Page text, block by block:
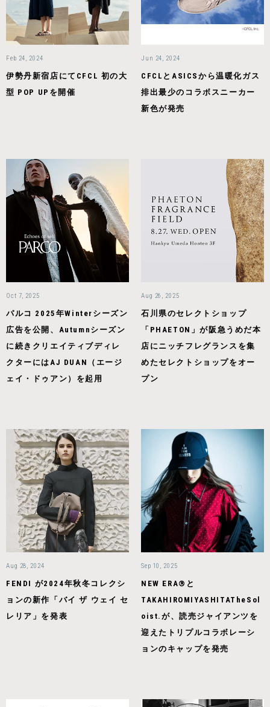
Feb 24, 2024
伊勢丹新宿店にてCFCL 初の大
型 POP UPを開催
Jun 24, 2024
CFCLとASICSから温暖化ガス
排出最少のコラボスニーカー
新色が発売
Oct 7, 2025
パルコ 2025年Winterシーズン
広告を公開、Autumnシーズン
に続きクリエイティブディレ
クターにはAJ DUAN（エージ
ェイ・ドゥアン）を起用
Aug 26, 2025
石川県のセレクトショップ
「PHAETON」が阪急うめだ本
店にニッチフレグランスを集
めたセレクトショップをオー
プン
Aug 28, 2024
FENDI が2024年秋冬コレクシ
ョンの新作「バイ ザ ウェイ セ
レリア」を発表
Sep 10, 2025
NEW ERA®と
TAKAHIROMIYASHITATheSol
oist.が、読売ジャイアンツを
迎えたトリプルコラボレーシ
ョンのキャップを発売